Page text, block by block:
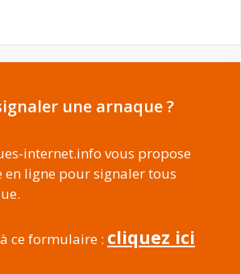
une arnaque ?
internet.info vous propose
ligne pour signaler tous
ce formulaire : cliquez ici